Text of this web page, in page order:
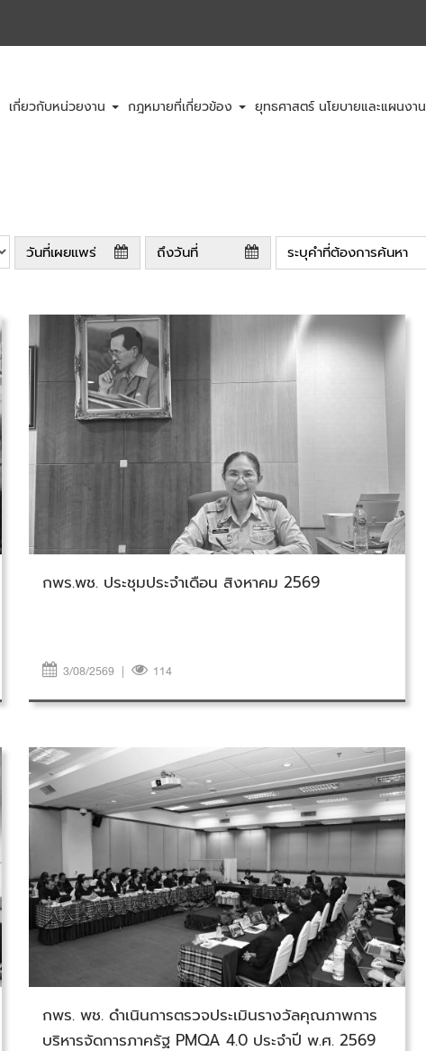
เกี่ยวกับหน่วยงาน กฎหมายที่เกี่ยวข้อง ยุทธศาสตร์ นโยบายและแผนงาน
วันจันทร์ที่ 3 สิงหาคม 2569
กพร.พช. ประชุมประจำเดือน สิงหาคม 2569
3/08/2569 | 114
วันอังคารที่ 21 กรกฎาคม 2569
กพร. พช. ดำเนินการตรวจประเมินรางวัลคุณภาพการ
บริหารจัดการภาครัฐ PMQA 4.0 ประจำปี พ.ศ. 2569